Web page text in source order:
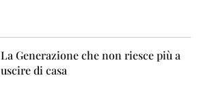
La Generazione che non riesce più a
uscire di casa